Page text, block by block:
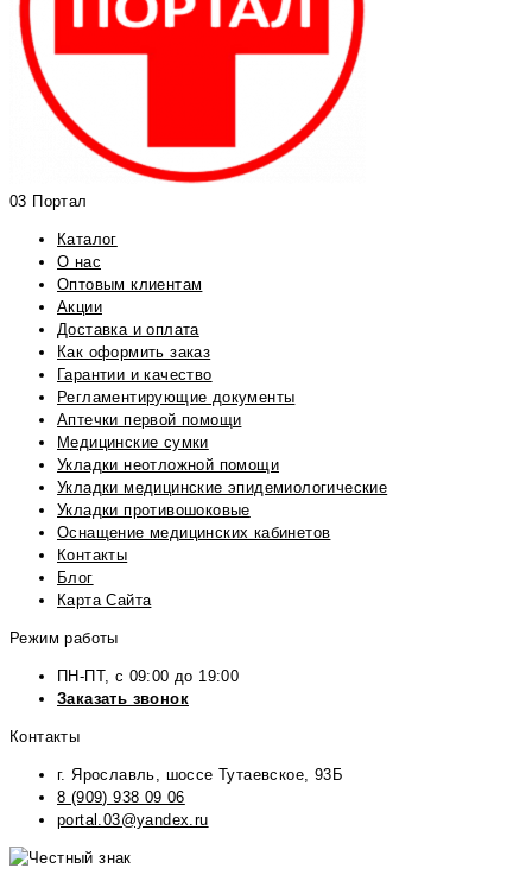
03 Портал
Каталог
О нас
Оптовым клиентам
Акции
Доставка и оплата
Как оформить заказ
Гарантии и качество
Регламентирующие документы
Аптечки первой помощи
Медицинские сумки
Укладки неотложной помощи
Укладки медицинские эпидемиологические
Укладки противошоковые
Оснащение медицинских кабинетов
Контакты
Блог
Карта Сайта
Режим работы
ПН-ПТ, с 09:00 до 19:00
Заказать звонок
Контакты
г. Ярославль, шоссе Тутаевское, 93Б
8 (909) 938 09 06
portal.03@yandex.ru